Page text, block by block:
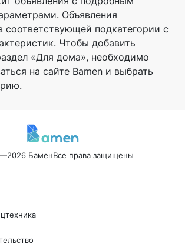
Объявления
соответствующей подкатегории с
Чтобы добавить
«Для дома», необходимо
на сайте Bamen и выбрать
БаменВсе права защищены